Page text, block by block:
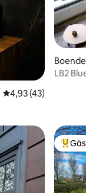
4,93 av 5 i
4,93 (43)
Boende
LB2